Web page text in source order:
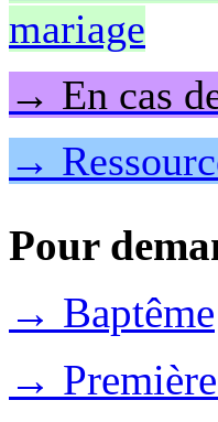
mariage
→ En cas
→
Pour
→ Baptême
→